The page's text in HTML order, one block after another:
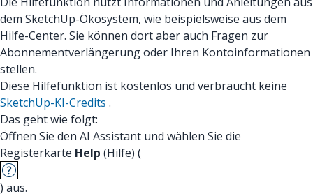
dem SketchUp-Ökosystem, wie beispielsweise aus dem
Hilfe-Center. Sie können dort aber auch Fragen zur
Abonnementverlängerung oder Ihren Kontoinformationen
stellen.
Diese Hilfefunktion ist kostenlos und verbraucht keine
SketchUp-KI-Credits .
Das geht wie folgt:
Öffnen Sie den AI Assistant und wählen Sie die
Registerkarte Help (Hilfe) (
) aus.